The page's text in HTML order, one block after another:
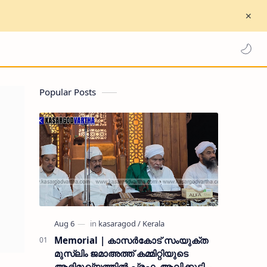
Popular Posts
Memorial | കാസർകോട് സംയുക്ത
മുസ്ലിം ജമാഅത്ത് കമ്മിറ്റിയുടെ